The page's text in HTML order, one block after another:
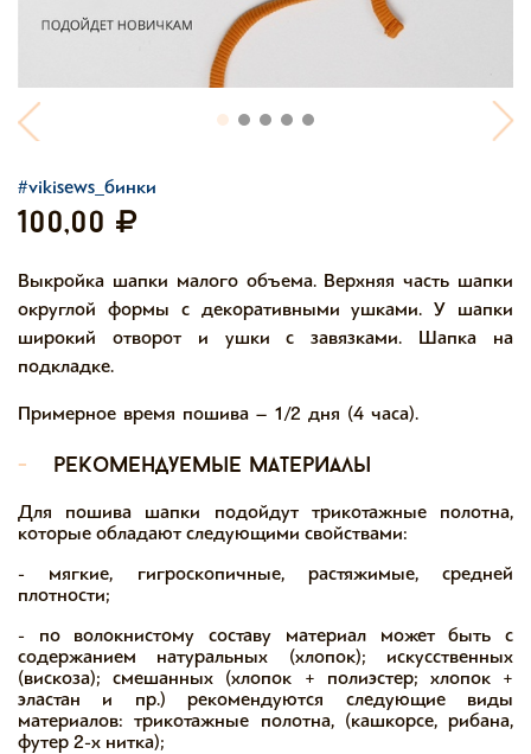
#vikisews_бинки
100,00
Выкройка шапки малого объема. Верхняя часть шапки
округлой формы с декоративными ушками. У шапки
широкий отворот и ушки с завязками. Шапка на
подкладке.
Примерное время пошива – 1/2 дня (4 часа).
-
рекомендуемые материалы
Для пошива шапки подойдут трикотажные полотна,
которые обладают следующими свойствами:
- мягкие, гигроскопичные, растяжимые, средней
плотности;
- по волокнистому составу материал может быть с
содержанием натуральных (хлопок); искусственных
(вискоза); смешанных (хлопок + полиэстер; хлопок +
эластан и пр.) рекомендуются следующие виды
материалов: трикотажные полотна, (кашкорсе, рибана,
футер 2-х нитка);